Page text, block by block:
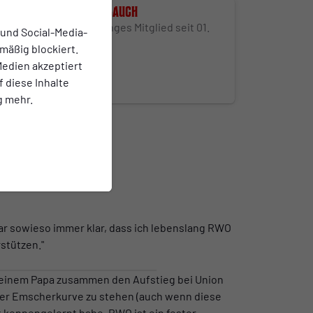
Social-Media-
blockiert.
akzeptiert
diese Inhalte
mehr.
Stephan Bauch
Lebenslanges Mitglied seit 01.
März 2025
sowieso immer klar, dass ich lebenslang RWO
Papa zusammen den Aufstieg bei Union
Emscherkurve zu stehen (auch wenn diese